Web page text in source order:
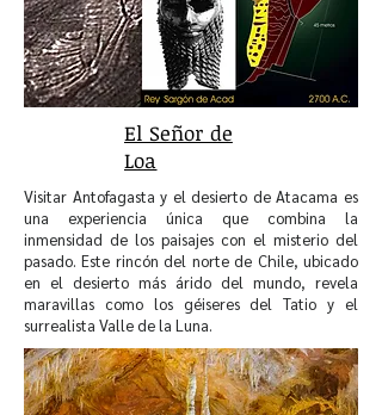
El Señor de
Loa
Visitar Antofagasta y el desierto de Atacama es
una experiencia única que combina la
inmensidad de los paisajes con el misterio del
pasado. Este rincón del norte de Chile, ubicado
en el desierto más árido del mundo, revela
maravillas como los géiseres del Tatio y el
surrealista Valle de la Luna.